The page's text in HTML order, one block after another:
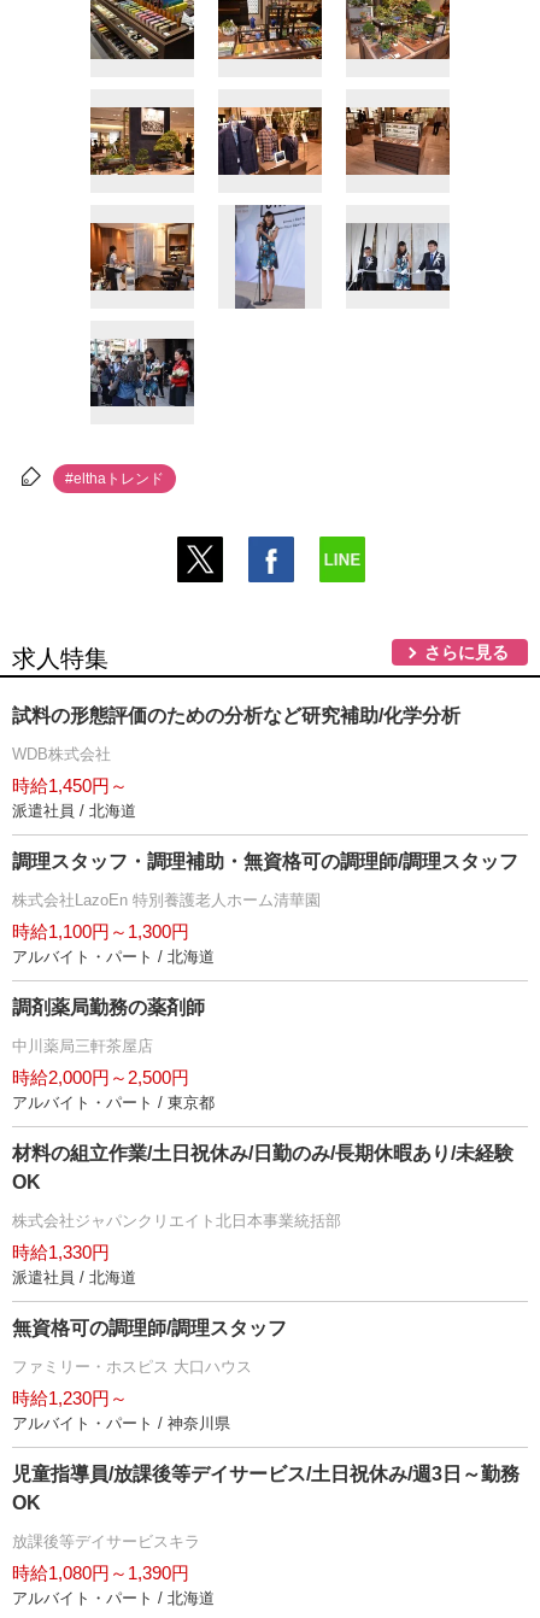
#elthaトレンド
求人特集 さらに見る
試料の形態評価のための分析など研究補助/化学分析
WDB株式会社
時給1,450円～
派遣社員 / 北海道
調理スタッフ・調理補助・無資格可の調理師/調理スタッフ
株式会社LazoEn 特別養護老人ホーム清華園
時給1,100円～1,300円
アルバイト・パート / 北海道
調剤薬局勤務の薬剤師
中川薬局三軒茶屋店
時給2,000円～2,500円
アルバイト・パート / 東京都
材料の組立作業/土日祝休み/日勤のみ/長期休暇あり/未経験
OK
株式会社ジャパンクリエイト北日本事業統括部
時給1,330円
派遣社員 / 北海道
無資格可の調理師/調理スタッフ
ファミリー・ホスピス 大口ハウス
時給1,230円～
アルバイト・パート / 神奈川県
児童指導員/放課後等デイサービス/土日祝休み/週3日～勤務
OK
放課後等デイサービスキラ
時給1,080円～1,390円
アルバイト・パート / 北海道